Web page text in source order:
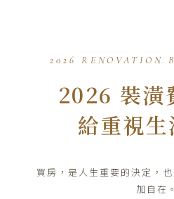
2026 RENOVATION
2026 裝潢
給重視
買房，是人生重要的決定，
加自在。